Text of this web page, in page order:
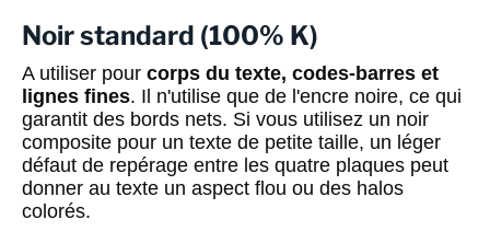
Noir standard (100% K)
A utiliser pour corps du texte, codes-barres et
lignes fines. Il n'utilise que de l'encre noire, ce qui
garantit des bords nets. Si vous utilisez un noir
composite pour un texte de petite taille, un léger
défaut de repérage entre les quatre plaques peut
donner au texte un aspect flou ou des halos
colorés.